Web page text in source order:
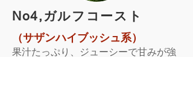
​No4,ガルフコースト
（サザンハイブッシュ系）
果汁たっぷり、ジューシーで甘みが強